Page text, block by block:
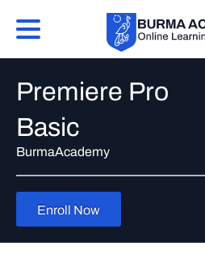
Premiere Pro
Basic
BurmaAcademy
Enroll Now